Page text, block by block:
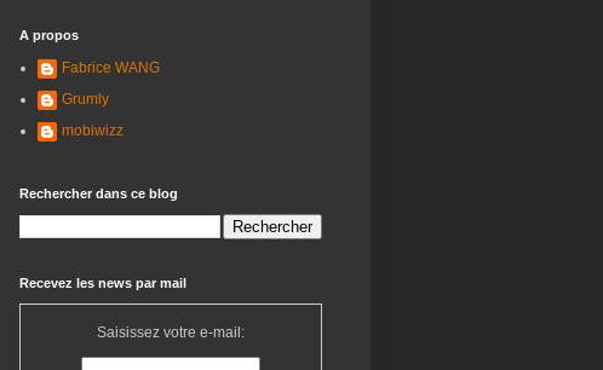
A propos
Fabrice WANG
Grumly
mobiwizz
Rechercher dans ce blog
Recevez les news par mail
Saisissez votre e-mail: